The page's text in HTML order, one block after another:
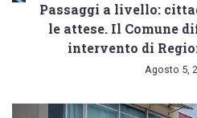
Passaggi a livello:
le attese. Il Comune
intervento di
Agosto 5,